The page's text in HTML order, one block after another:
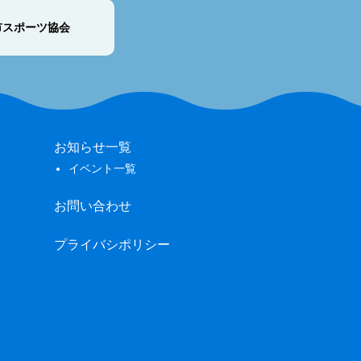
ポーツ協会
お知らせ一覧
イベント一覧
お問い合わせ
プライバシポリシー